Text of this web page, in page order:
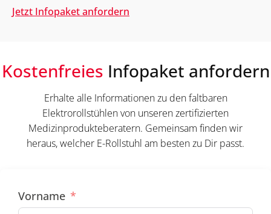
Jetzt Infopaket anfordern
Kostenfreies Infopaket anfordern
Erhalte alle Informationen zu den faltbaren
Elektrorollstühlen von unseren zertifizierten
Medizinprodukteberatern. Gemeinsam finden wir
heraus, welcher E-Rollstuhl am besten zu Dir passt.
Vorname